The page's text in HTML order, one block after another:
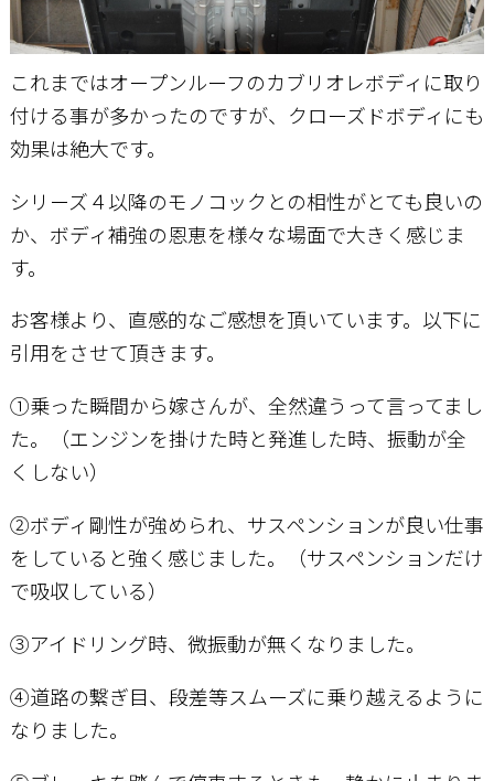
これまではオープンルーフのカブリオレボディに取り
付ける事が多かったのですが、クローズドボディにも
効果は絶大です。
シリーズ４以降のモノコックとの相性がとても良いの
か、ボディ補強の恩恵を様々な場面で大きく感じま
す。
お客様より、直感的なご感想を頂いています。以下に
引用をさせて頂きます。
①乗った瞬間から嫁さんが、全然違うって言ってまし
た。（エンジンを掛けた時と発進した時、振動が全
くしない）
②ボディ剛性が強められ、サスペンションが良い仕事
をしていると強く感じました。（サスペンションだけ
で吸収している）
③アイドリング時、微振動が無くなりました。
④道路の繋ぎ目、段差等スムーズに乗り越えるように
なりました。